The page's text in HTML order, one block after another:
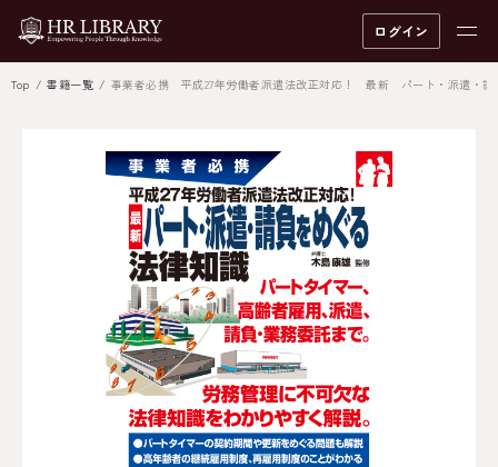
ログイン
Top 書籍一覧 事業者必携 平成27年労働者派遣法改正対応！ 最新 パート・派遣・請